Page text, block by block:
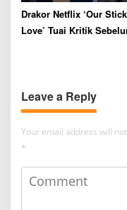
Drakor Netflix ‘Our
Love’ Tuai Kritik
Leave a Reply
Your email address will
*